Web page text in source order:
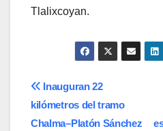
Tlalixcoyan.
Navegación
de
Inauguran 22
kilómetros del tramo
Chalma–Platón Sánchez